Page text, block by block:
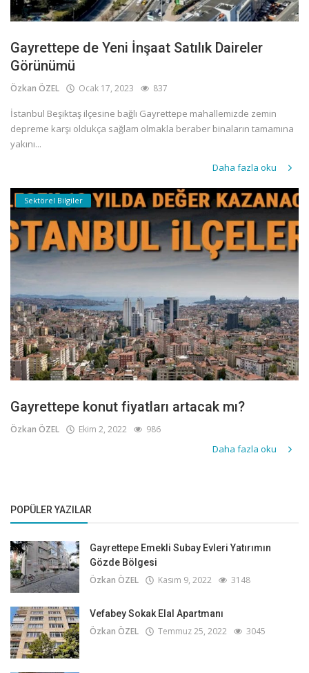
Gayrettepe de Yeni İnşaat Satılık Daireler
Görünümü
Özkan ÖZEL Ocak 17, 2023 837
İstanbul Beşiktaş ilçesine bağlı Gayrettepe mahallemizde zemin
depreme karşı oldukça sağlam olmakla beraber binaların tamamına
yakını...
Daha fazla oku
Sektörel Bilgiler
Gayrettepe konut fiyatları artacak mı?
Özkan ÖZEL Ekim 2, 2022 986
Daha fazla oku
POPÜLER YAZILAR
Gayrettepe Emekli Subay Evleri Yatırımın
Gözde Bölgesi
Özkan ÖZEL Kasım 9, 2022 3148
Vefabey Sokak Elal Apartmanı
Özkan ÖZEL Temmuz 25, 2022 3045